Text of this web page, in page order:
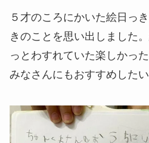
５才のころにかいた絵日っ
きのことを思い出しました
っとわすれていた楽しかっ
みなさんにもおすすめしたい